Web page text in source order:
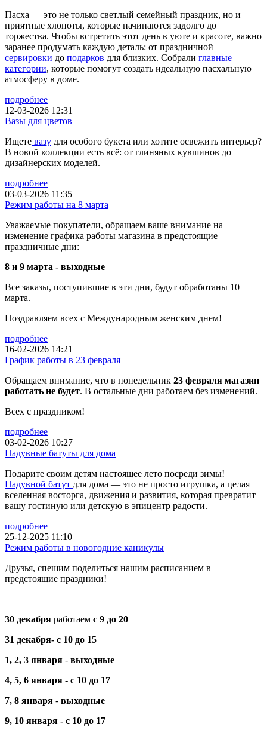
Пасха — это не только светлый семейный праздник, но и
приятные хлопоты, которые начинаются задолго до
торжества. Чтобы встретить этот день в уюте и красоте, важно
заранее продумать каждую деталь: от праздничной
сервировки до подарков для близких. Собрали главные
категории, которые помогут создать идеальную пасхальную
атмосферу в доме.
подробнее
12-03-2026 12:31
Вазы для цветов
Ищете вазу для особого букета или хотите освежить интерьер?
В новой коллекции есть всё: от глиняных кувшинов до
дизайнерских моделей.
подробнее
03-03-2026 11:35
Режим работы на 8 марта
Уважаемые покупатели, обращаем ваше внимание на
изменение графика работы магазина в предстоящие
праздничные дни:
8 и 9 марта - выходные
Все заказы, поступившие в эти дни, будут обработаны 10
марта.
Поздравляем всех с Международным женским днем!
подробнее
16-02-2026 14:21
График работы в 23 февраля
Обращаем внимание, что в понедельник 23 февраля магазин
работать не будет. В остальные дни работаем без изменений.
Всех с праздником!
подробнее
03-02-2026 10:27
Надувные батуты для дома
Подарите своим детям настоящее лето посреди зимы!
Надувной батут для дома — это не просто игрушка, а целая
вселенная восторга, движения и развития, которая превратит
вашу гостиную или детскую в эпицентр радости.
подробнее
25-12-2025 11:10
Режим работы в новогодние каникулы
Друзья, спешим поделиться нашим расписанием в
предстоящие праздники!
30 декабря работаем с 9 до 20
31 декабря- с 10 до 15
1, 2, 3 января - выходные
4, 5, 6 января - с 10 до 17
7, 8 января - выходные
9, 10 января - с 10 до 17